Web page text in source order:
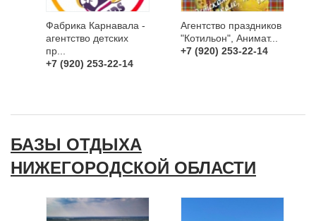
Фабрика Карнавала -
агентство детских
пр...
+7 (920) 253-22-14
Агентство праздников
"Котильон", Анимат...
+7 (920) 253-22-14
БАЗЫ ОТДЫХА
НИЖЕГОРОДСКОЙ ОБЛАСТИ